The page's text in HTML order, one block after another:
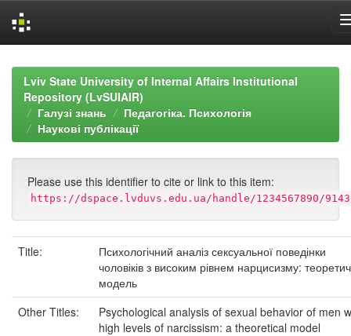
navigationLviv State University of Internal Affairs Institutional
Repository (LvSUIAIR)
Галузі знань
Педагогіка. Психологія
Наукові публікації
Please use this identifier to cite or link to this item:
https://dspace.lvduvs.edu.ua/handle/1234567890/9143
Title:
Психологічний аналіз сексуальної поведінки
чоловіків з високим рівнем нарцисизму:
модель
Other Titles:
Psychological analysis of sexual behavior of men
high levels of narcissism: a theoretical model